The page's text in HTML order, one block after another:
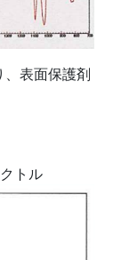
、表面保護剤
トル